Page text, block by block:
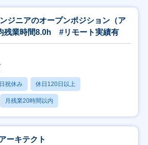
ジニアのオープンポジション（ア
残業時間8.0h #リモート実績有
祝休み 休日120日以上
月残業20時間以内
ーキテクト